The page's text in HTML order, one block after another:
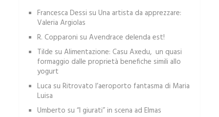
Francesca Dessi su Una artista da apprezzare:
Valeria Argiolas
R. Copparoni su Avendrace delenda est!
Tilde su Alimentazione: Casu Axedu, un quasi
formaggio dalle proprietà benefiche simili allo
yogurt
Luca su Ritrovato l’aeroporto fantasma di Maria
Luisa
Umberto su “I giurati” in scena ad Elmas